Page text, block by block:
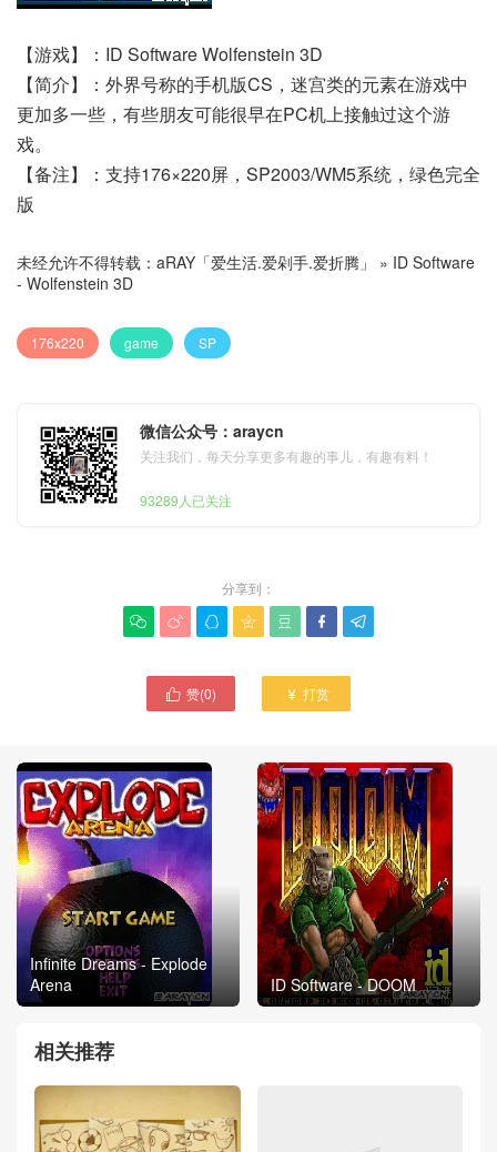
【游戏】：ID Software Wolfenstein 3D
【简介】：外界号称的手机版CS，迷宫类的元素在游戏中
更加多一些，有些朋友可能很早在PC机上接触过这个游
戏。
【备注】：支持176×220屏，SP2003/WM5系统，绿色完全
版
未经允许不得转载： aRAY「爱生活.爱剁手.爱折腾」 » ID Software
- Wolfenstein 3D
176x220 game SP
微信公众号：araycn
关注我们，每天分享更多有趣的事儿，有趣有料！
93289人已关注
分享到：
      
 赞(0)  打赏
Infinite Dreams - Explode
Arena
ID Software - DOOM
相关推荐